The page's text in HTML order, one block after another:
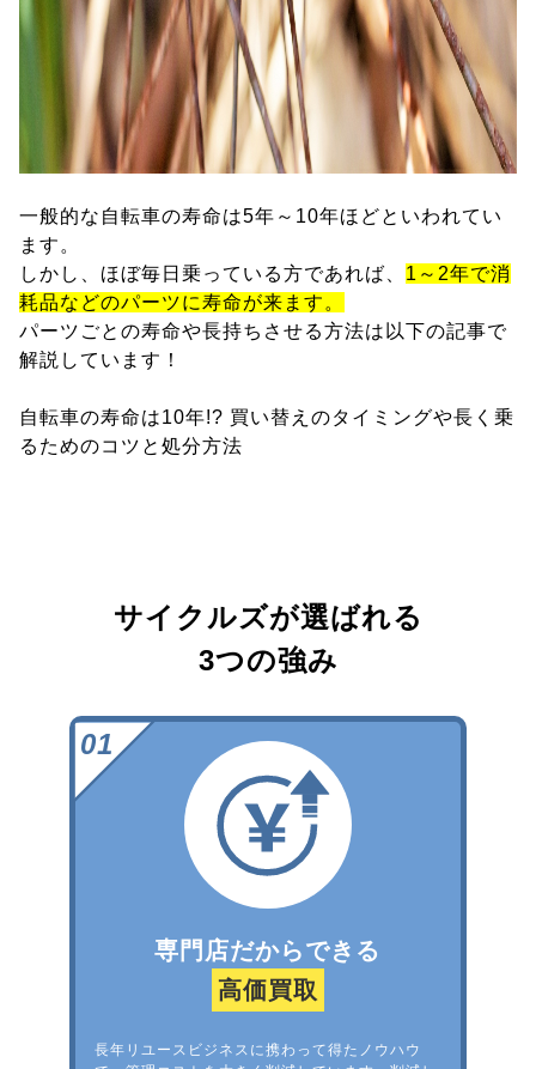
一般的な自転車の寿命は5年～10年ほどといわれてい
ます。
しかし、ほぼ毎日乗っている方であれば、 1～2年で消
耗品などのパーツに寿命が来ます。
パーツごとの寿命や長持ちさせる方法は以下の記事で
解説しています！
自転車の寿命は10年!? 買い替えのタイミングや長く乗
るためのコツと処分方法
サイクルズが選ばれる
3つの強み
専門店だからできる
高価買取
長年リユースビジネスに携わって得たノウハウ